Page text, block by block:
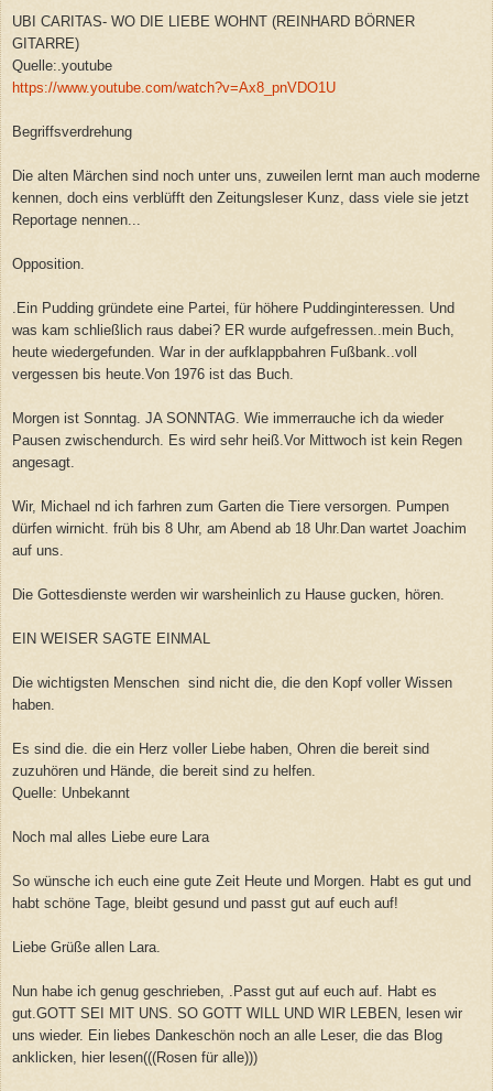
UBI CARITAS- WO DIE LIEBE WOHNT (REINHARD BÖRNER
GITARRE)
Quelle:.youtube
https://www.youtube.com/watch?v=Ax8_pnVDO1U
Begriffsverdrehung
Die alten Märchen sind noch unter uns, zuweilen lernt man auch moderne
kennen, doch eins verblüfft den Zeitungsleser Kunz, dass viele sie jetzt
Reportage nennen...
Opposition.
.Ein Pudding gründete eine Partei, für höhere Puddinginteressen. Und
was kam schließlich raus dabei? ER wurde aufgefressen..mein Buch,
heute wiedergefunden. War in der aufklappbahren Fußbank..voll
vergessen bis heute.Von 1976 ist das Buch.
Morgen ist Sonntag. JA SONNTAG. Wie immerrauche ich da wieder
Pausen zwischendurch. Es wird sehr heiß.Vor Mittwoch ist kein Regen
angesagt.
Wir, Michael nd ich farhren zum Garten die Tiere versorgen. Pumpen
dürfen wirnicht. früh bis 8 Uhr, am Abend ab 18 Uhr.Dan wartet Joachim
auf uns.
Die Gottesdienste werden wir warsheinlich zu Hause gucken, hören.
EIN WEISER SAGTE EINMAL
Die wichtigsten Menschen sind nicht die, die den Kopf voller Wissen
haben.
Es sind die. die ein Herz voller Liebe haben, Ohren die bereit sind
zuzuhören und Hände, die bereit sind zu helfen.
Quelle: Unbekannt
Noch mal alles Liebe eure Lara
So wünsche ich euch eine gute Zeit Heute und Morgen. Habt es gut und
habt schöne Tage, bleibt gesund und passt gut auf euch auf!
Liebe Grüße allen Lara.
Nun habe ich genug geschrieben, .Passt gut auf euch auf. Habt es
gut.GOTT SEI MIT UNS. SO GOTT WILL UND WIR LEBEN, lesen wir
uns wieder. Ein liebes Dankeschön noch an alle Leser, die das Blog
anklicken, hier lesen(((Rosen für alle)))